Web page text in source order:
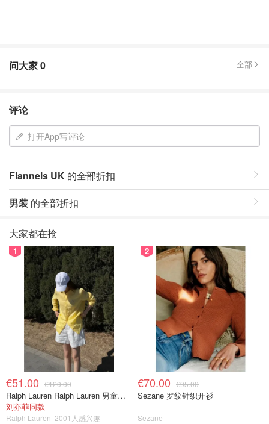
问大家0 全部
评论
打开App写评论
Flannels UK 的全部折扣
男装 的全部折扣
大家都在抢
1
€51.00 €120.00
Ralph Lauren Ralph Lauren 男童亚麻衬衫
刘亦菲同款
Ralph Lauren 2001人感兴趣
2
€70.00 €95.00
Sezane 罗纹针织开衫
Sezane